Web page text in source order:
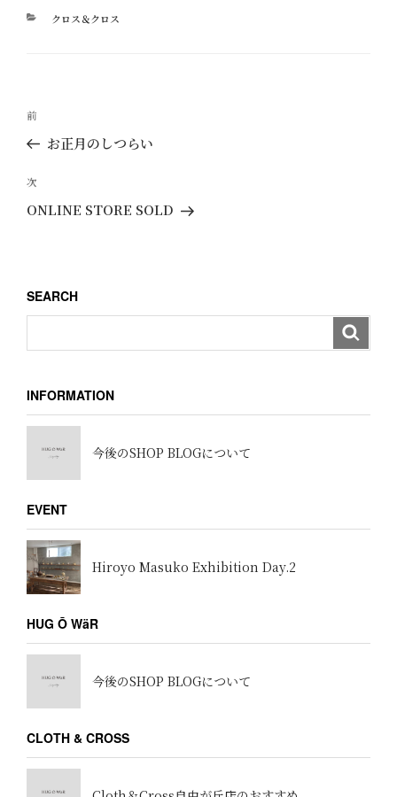
カ
クロス＆クロス
投
ナ
ビ
ゲ
ン
過
去
投
稿
前
お正月のしつらい
次
の
次
ONLINE STORE SOLD
SEARCH
INFORMATION
今後のSHOP BLOGについて
EVENT
Hiroyo Masuko Exhibition Day.2
HUG Ō WäR
今後のSHOP BLOGについて
CLOTH & CROSS